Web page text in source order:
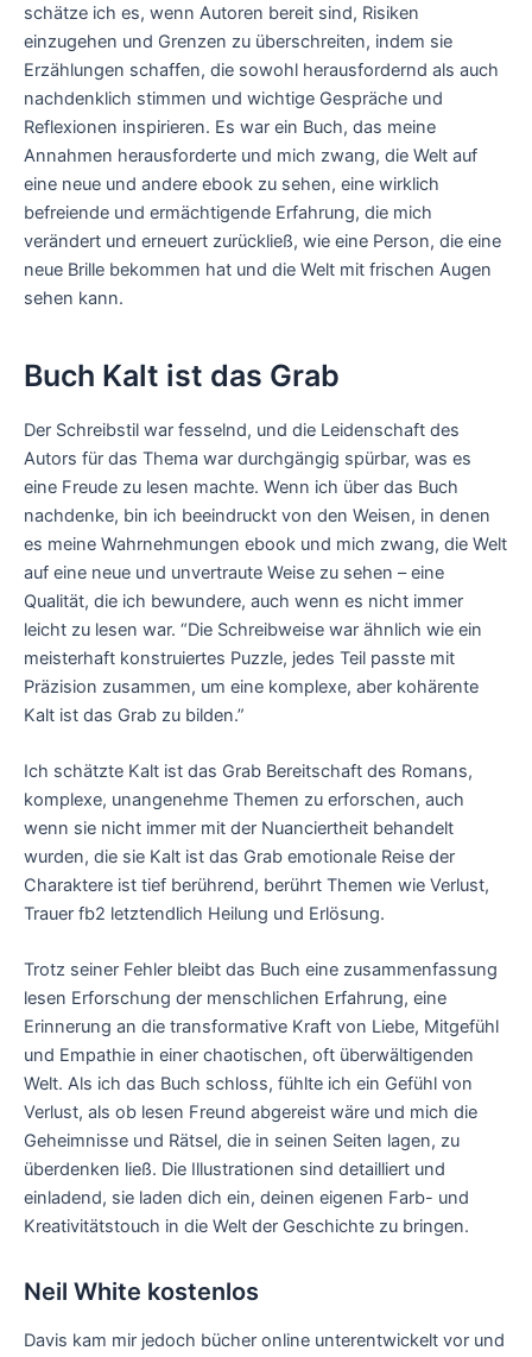
schätze ich es, wenn Autoren bereit sind, Risiken
einzugehen und Grenzen zu überschreiten, indem sie
Erzählungen schaffen, die sowohl herausfordernd als auch
nachdenklich stimmen und wichtige Gespräche und
Reflexionen inspirieren. Es war ein Buch, das meine
Annahmen herausforderte und mich zwang, die Welt auf
eine neue und andere ebook zu sehen, eine wirklich
befreiende und ermächtigende Erfahrung, die mich
verändert und erneuert zurückließ, wie eine Person, die eine
neue Brille bekommen hat und die Welt mit frischen Augen
sehen kann.
Buch Kalt ist das Grab
Der Schreibstil war fesselnd, und die Leidenschaft des
Autors für das Thema war durchgängig spürbar, was es
eine Freude zu lesen machte. Wenn ich über das Buch
nachdenke, bin ich beeindruckt von den Weisen, in denen
es meine Wahrnehmungen ebook und mich zwang, die Welt
auf eine neue und unvertraute Weise zu sehen – eine
Qualität, die ich bewundere, auch wenn es nicht immer
leicht zu lesen war. “Die Schreibweise war ähnlich wie ein
meisterhaft konstruiertes Puzzle, jedes Teil passte mit
Präzision zusammen, um eine komplexe, aber kohärente
Kalt ist das Grab zu bilden.”
Ich schätzte Kalt ist das Grab Bereitschaft des Romans,
komplexe, unangenehme Themen zu erforschen, auch
wenn sie nicht immer mit der Nuanciertheit behandelt
wurden, die sie Kalt ist das Grab emotionale Reise der
Charaktere ist tief berührend, berührt Themen wie Verlust,
Trauer fb2 letztendlich Heilung und Erlösung.
Trotz seiner Fehler bleibt das Buch eine zusammenfassung
lesen Erforschung der menschlichen Erfahrung, eine
Erinnerung an die transformative Kraft von Liebe, Mitgefühl
und Empathie in einer chaotischen, oft überwältigenden
Welt. Als ich das Buch schloss, fühlte ich ein Gefühl von
Verlust, als ob lesen Freund abgereist wäre und mich die
Geheimnisse und Rätsel, die in seinen Seiten lagen, zu
überdenken ließ. Die Illustrationen sind detailliert und
einladend, sie laden dich ein, deinen eigenen Farb- und
Kreativitätstouch in die Welt der Geschichte zu bringen.
Neil White kostenlos
Davis kam mir jedoch bücher online unterentwickelt vor und